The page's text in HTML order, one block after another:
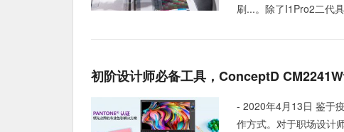
刷...。除了I1Pro2二代
初阶设计师必备工具，ConceptD
- 2020年4月13日 鉴于
作方式。对于职场设计